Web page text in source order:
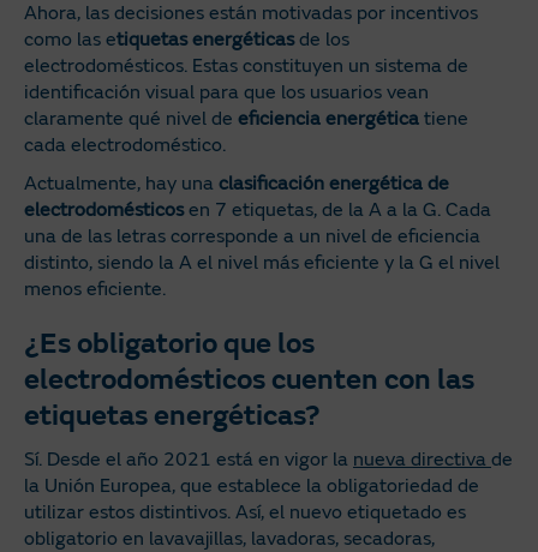
Ahora, las decisiones están motivadas por incentivos
como las etiquetas energéticasde los
electrodomésticos. Estas constituyen un sistema de
identificación visual para que los usuarios vean
claramente qué nivel de eficiencia energética tiene
cada electrodoméstico.
Actualmente, hay una clasificación energética de
electrodomésticosen 7 etiquetas, de la A a la G. Cada
una de las letras corresponde a un nivel de eficiencia
distinto, siendo la A el nivel más eficiente y la G el nivel
menos eficiente.
¿Es obligatorio que los
electrodomésticos cuenten con las
etiquetas energéticas?
Sí. Desde el año 2021 está en vigor la nueva directiva de
la Unión Europea, que establece la obligatoriedad de
utilizar estos distintivos. Así, el nuevo etiquetado es
obligatorio en lavavajillas, lavadoras, secadoras,